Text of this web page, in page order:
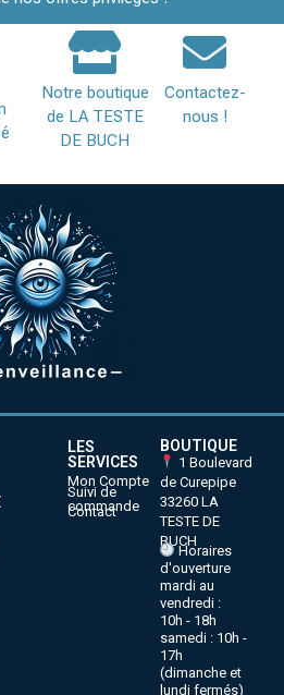
Notre boutique
de LA TESTE
DE BUCH
Contactez-
nous !
LES
SERVICES
Mon Compte
Suivi de
commande
Contact
BOUTIQUE
1 Boulevard
de Curepipe
33260 LA
TESTE DE
BUCH
Horaires
d'ouverture
mardi au
vendredi :
10h - 18h
samedi : 10h -
17h
(dimanche et
lundi fermés)